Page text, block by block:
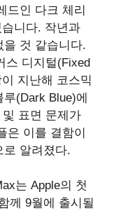
드인 다크 체리
니다. 작년과
을 것 같습니다.
스 디지털(Fixed
지난해 코스믹
(Dark Blue)에
표면 문제가
은 이를 결함이
로 알려졌다.
는 Apple의 첫
께 9월에 출시될